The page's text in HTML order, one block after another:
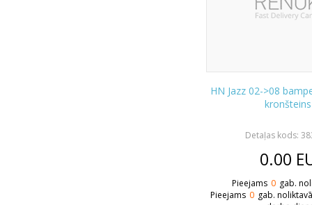
HN Jazz 02->08
Detaļas kods:
0.00
Pieejams 0 gab.
Pieejams 0 gab.